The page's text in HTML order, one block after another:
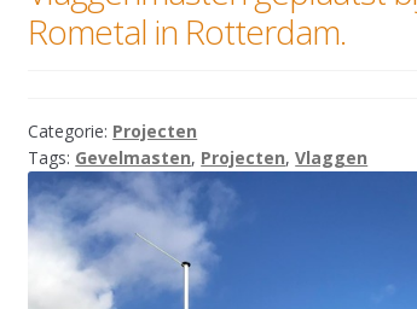
Rometal in Rotterdam.
Categorie: Projecten
Tags: Gevelmasten, Projecten,Vlaggen